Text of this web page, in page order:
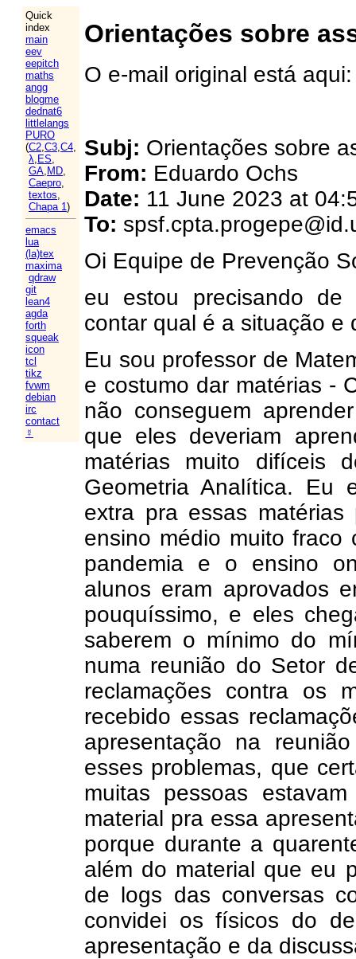
Quick
index
main
eev
eepitch
maths
angg
blogme
dednat6
littlelangs
PURO
(C2,C3,C4,
λ, ES,
GA, MD,
Caepro,
textos,
Chapa 1)
emacs
lua
(la)tex
maxima
qdraw
git
lean4
agda
forth
squeak
icon
tcl
tikz
fvwm
debian
irc
contact
☿
Orientações sobre
O e-mail original está
Subj: Orientações sobre
From: Eduardo Ochs
Date: 11 June 2023 at
To:
Oi Equipe de Prevenção
eu estou precisando de
contar qual é a situação e
Eu sou professor de
e costumo dar matérias -
não conseguem
que eles deveriam
matérias muito difíceis
Geometria Analítica. Eu
extra pra essas
ensino médio muito fraco
pandemia e o ensino
alunos eram aprovados
pouquíssimo, e eles
saberem o mínimo do
numa reunião do Setor
reclamações contra os
recebido essas
apresentação na
esses problemas, que
muitas pessoas
material pra essa
porque durante a
além do material que eu
de logs das conversas
convidei os físicos do
apresentação e da